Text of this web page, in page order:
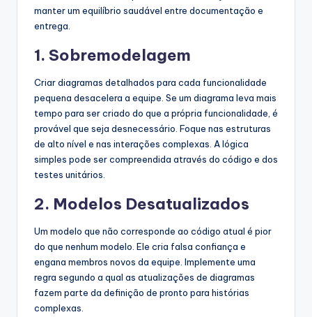
manter um equilíbrio saudável entre documentação e
entrega.
1. Sobremodelagem
Criar diagramas detalhados para cada funcionalidade
pequena desacelera a equipe. Se um diagrama leva mais
tempo para ser criado do que a própria funcionalidade, é
provável que seja desnecessário. Foque nas estruturas
de alto nível e nas interações complexas. A lógica
simples pode ser compreendida através do código e dos
testes unitários.
2. Modelos Desatualizados
Um modelo que não corresponde ao código atual é pior
do que nenhum modelo. Ele cria falsa confiança e
engana membros novos da equipe. Implemente uma
regra segundo a qual as atualizações de diagramas
fazem parte da definição de pronto para histórias
complexas.